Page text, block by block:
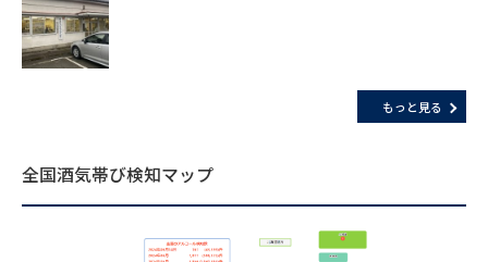
もっと見る
全国酒気帯び検知マップ